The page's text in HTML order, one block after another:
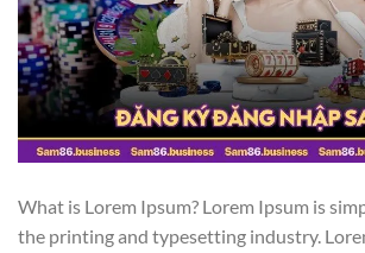
What is Lorem Ipsum? Lorem Ipsum is
the printing and typesetting industry.